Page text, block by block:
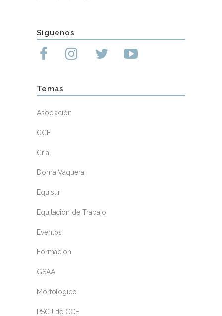
Síguenos
Temas
Asociación
CCE
Cría
Doma Vaquera
Equisur
Equitación de Trabajo
Eventos
Formación
GSAA
Morfologico
PSCJ de CCE